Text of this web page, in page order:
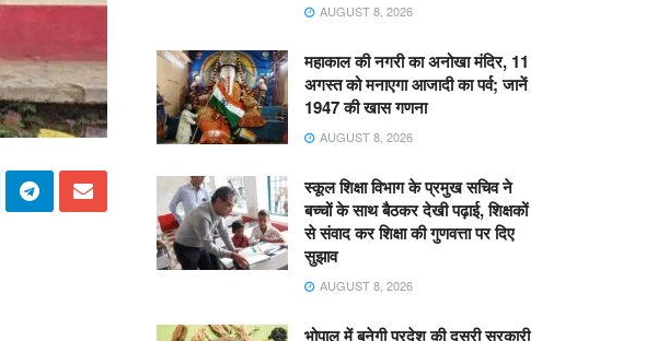
AUGUST 8, 2026
महाकाल की नगरी का अनोखा मंदिर, 11
अगस्त को मनाएगा आजादी का पर्व; जानें
1947 की खास गणना
AUGUST 8, 2026
स्कूल शिक्षा विभाग के प्रमुख सचिव ने
बच्चों के साथ बैठकर देखी पढ़ाई, शिक्षकों
से संवाद कर शिक्षा की गुणवत्ता पर दिए
सुझाव
AUGUST 8, 2026
भोपाल में बनेगी प्रदेश की दूसरी सरकारी